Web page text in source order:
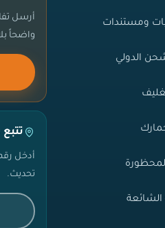
ومستندات
الدولي
الشائعة
أرسل
واضحاً
أدخل
تحديث.